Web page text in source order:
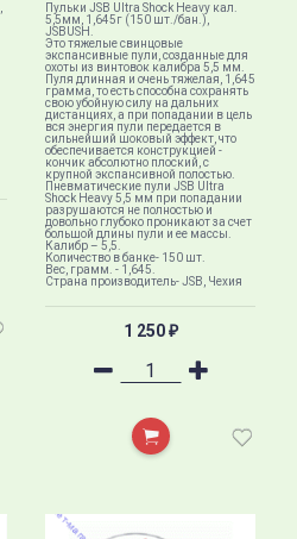
Пульки JSB Ultra Shock Heavy кал.
5,5мм, 1,645г (150 шт./бан.),
JSBUSH.
Это тяжелые свинцовые
экспансивные пули, созданные для
охоты из винтовок калибра 5,5 мм.
Пуля длинная и очень тяжелая, 1,645
грамма, то есть способна сохранять
свою убойную силу на дальних
дистанциях, а при попадании в цель
вся энергия пули передается в
сильнейший шоковый эффект, что
обеспечивается конструкцией -
кончик абсолютно плоский, с
крупной экспансивной полостью.
Пневматические пули JSB Ultra
Shock Heavy 5,5 мм при попадании
разрушаются не полностью и
довольно глубоко проникают за счет
большой длины пули и ее массы.
Калибр – 5,5.
Количество в банке- 150 шт.
Вес, грамм. - 1,645.
Страна производитель- JSB, Чехия
1 250 ₽